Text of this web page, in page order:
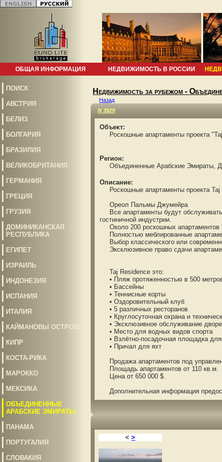
ОБЩАЯ ИНФОРМАЦИЯ НЕДВИЖИМОСТЬ В РОССИИ
ПОИСК
АВСТРИЯ
БЕЛИЗ
БОЛГАРИЯ
БРАЗИЛИЯ
ВЕЛИКОБРИТАНИЯ
ГЕРМАНИЯ
ГРЕЦИЯ
ГРУЗИЯ
ДОМИНИКАНСКАЯ
РЕСПУБЛИКА
ЕГИПЕТ
ИЗРАИЛЬ
ИНДОНЕЗИЯ
ИСПАНИЯ
ИТАЛИЯ
КАЙМАНОВЫ ОСТРОВА
КИПР
КОСТА-РИКА
МАРОККО
МЕКСИКА
ОБЪЕДИНЕННЫЕ
АРАБСКИЕ ЭМИРАТЫ
ПАНАМА
ПОРТУГАЛИЯ
СЛОВАКИЯ
Недвижимость за рубежом -
Назад
N 3929
Объект:
Роскошные апартаменты проекта
Регион:
Объединенные Арабские Эмираты,
Описание:
Роскошные апартаменты проекта Taj
Ореол Пальмы Джумейра
Все апартаменты будут
гостиничной индустрии.
Около 200 роскошных апартаментов
Полностью меблированные
Выбор классического или
Эксклюзивное право сдачи
Taj Residence это:
• Пляж протяженностью в 500
• Бассейны
• Теннисные корты
• Оздоровительный клуб
• 5 различных ресторанов
• Круглосуточная охрана и
• Эксклюзивное обслуживание
• Место для водных видов спорта
• Взлётно-посадочная площадка для
• Причал для яхт
Продажа апартаментов под
Площадь апартаментов от 110 кв.м.
Цена от 650 000 $.
Дополнительная информация
< >